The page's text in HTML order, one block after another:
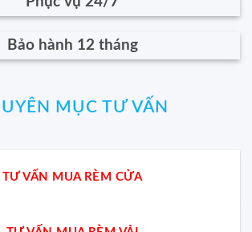
Bảo hành 12 tháng
MỤC TƯ VẤN
TƯ VẤN MUA RÈM CỬA